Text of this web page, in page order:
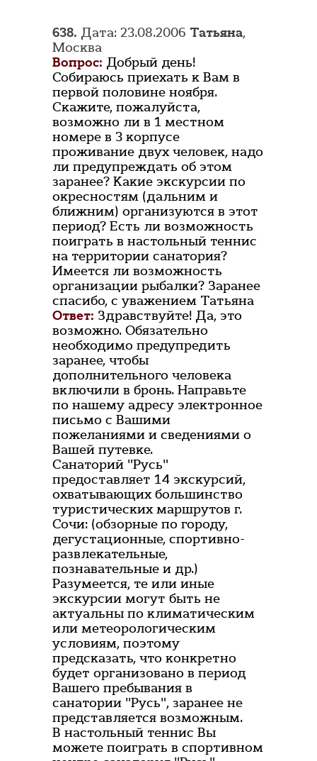
638. Дата: 23.08.2006 Татьяна,
Москва
Вопрос: Добрый день!
Собираюсь приехать к Вам в
первой половине ноября.
Скажите, пожалуйста,
возможно ли в 1 местном
номере в 3 корпусе
проживание двух человек, надо
ли предупреждать об этом
заранее? Какие экскурсии по
окресностям (дальним и
ближним) организуются в этот
период? Есть ли возможность
поиграть в настольный теннис
на территории санатория?
Имеется ли возможность
организации рыбалки? Заранее
спасибо, с уважением Татьяна
Ответ: Здравствуйте! Да, это
возможно. Обязательно
необходимо предупредить
заранее, чтобы
дополнительного человека
включили в бронь. Направьте
по нашему адресу электронное
письмо с Вашими
пожеланиями и сведениями о
Вашей путевке.
Санаторий "Русь"
предоставляет 14 экскурсий,
охватывающих большинство
туристических маршрутов г.
Сочи: (обзорные по городу,
дегустационные, спортивно-
развлекательные,
познавательные и др.)
Разумеется, те или иные
экскурсии могут быть не
актуальны по климатическим
или метеорологическим
условиям, поэтому
предсказать, что конкретно
будет организовано в период
Вашего пребывания в
санатории "Русь", заранее не
представляется возможным.
В настольный теннис Вы
можете поиграть в спортивном